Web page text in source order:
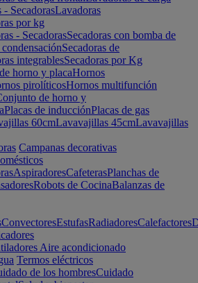
- SecadorasLavadoras
por kg
- SecadorasSecadoras con bomba de
Secadoras de
integrablesSecadoras por Kg
horno y placaHornos
pirolíticosHornos multifunción
de horno y
Placas de inducciónPlacas de gas
60cmLavavajillas 45cmLavavajillas
Campanas decorativas
AspiradoresCafeterasPlanchas de
Robots de CocinaBalanzas de
ConvectoresEstufasRadiadoresCalefactores
Aire acondicionado
Termos eléctricos
de los hombresCuidado